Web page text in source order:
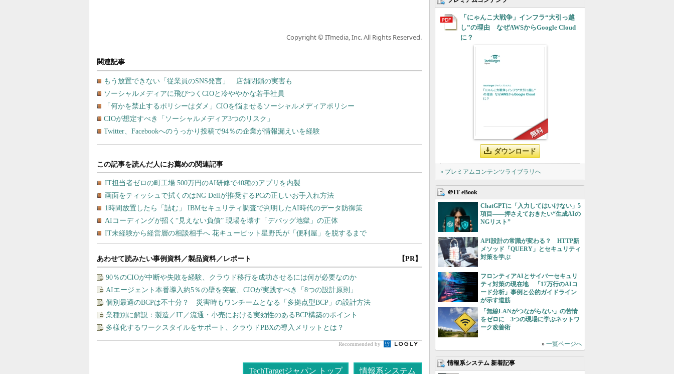
Copyright © ITmedia, Inc. All Rights Reserved.
関連記事
もう放置できない「従業員のSNS発言」 店舗閉鎖の実害も
ソーシャルメディアに飛びつくCIOと冷ややかな若手社員
「何かを禁止するポリシーはダメ」CIOを悩ませるソーシャルメディアポリシー
CIOが想定すべき「ソーシャルメディア3つのリスク」
Twitter、Facebookへのうっかり投稿で94％の企業が情報漏えいを経験
あわせて読みたい事例資料／製品資料／レポート 【PR】
90％のCIOが中断や失敗を経験、クラウド移行を成功させるには何が必要なのか
AIエージェント本番導入約5％の壁を突破、CIOが実践すべき「8つの設計原則」
個別最適のBCPは不十分？ 災害時もワンチームとなる「多拠点型BCP」の設計方法
業種別に解説：製造／IT／流通・小売における実効性のあるBCP構築のポイント
多様化するワークスタイルをサポート、クラウドPBXの導入メリットとは？
Recommended by
TechTargetジャパン トップ 情報系システム
「にゃんこ大戦争」インフラ“大引っ越
し”の理由 なぜAWSからGoogle Cloud
に？
ダウンロード
» プレミアムコンテンツライブラリへ
＠IT eBook
ChatGPTに「入力してはいけない」5
項目――押さえておきたい“生成AIの
NGリスト”
API設計の常識が変わる？ HTTP新
メソッド「QUERY」とセキュリティ
対策を学ぶ
フロンティアAIとサイバーセキュリ
ティ対策の現在地 「17万行のAIコ
ード分析」事例と公的ガイドライン
が示す道筋
「無線LANがつながらない」の苦情
をゼロに 3つの現場に学ぶネットワ
ーク改善術
» 一覧ページへ
情報系システム 新着記事